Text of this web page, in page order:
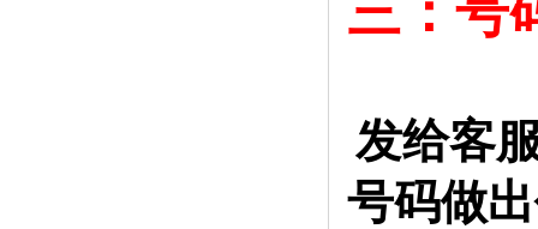
三：号
发给客
号码做